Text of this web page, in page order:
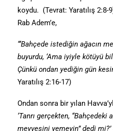
koydu. (Tevrat: Yaratılış
Rab Adem’e,
“‘Bahçede istediğin ağacın
buyurdu, ‘Ama iyiyle kötüyü
Çünkü ondan yediğin gün
Yaratılış 2:16-17)
Ondan sonra bir yılan
‘Tanrı gerçekten, “Bahçedeki
meyvesini yemeyin” dedi